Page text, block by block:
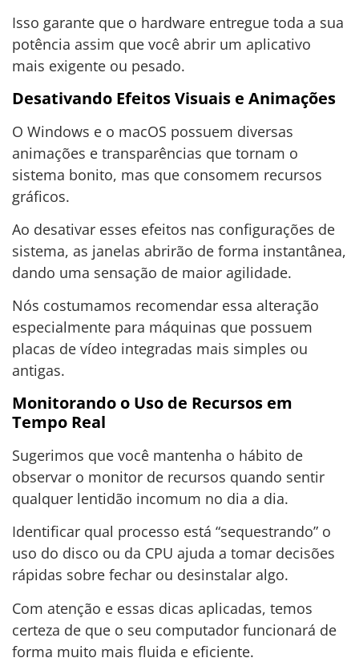
Isso garante que o hardware entregue toda a sua
potência assim que você abrir um aplicativo
mais exigente ou pesado.
Desativando Efeitos Visuais e Animações
O Windows e o macOS possuem diversas
animações e transparências que tornam o
sistema bonito, mas que consomem recursos
gráficos.
Ao desativar esses efeitos nas configurações de
sistema, as janelas abrirão de forma instantânea,
dando uma sensação de maior agilidade.
Nós costumamos recomendar essa alteração
especialmente para máquinas que possuem
placas de vídeo integradas mais simples ou
antigas.
Monitorando o Uso de Recursos em
Tempo Real
Sugerimos que você mantenha o hábito de
observar o monitor de recursos quando sentir
qualquer lentidão incomum no dia a dia.
Identificar qual processo está “sequestrando” o
uso do disco ou da CPU ajuda a tomar decisões
rápidas sobre fechar ou desinstalar algo.
Com atenção e essas dicas aplicadas, temos
certeza de que o seu computador funcionará de
forma muito mais fluida e eficiente.